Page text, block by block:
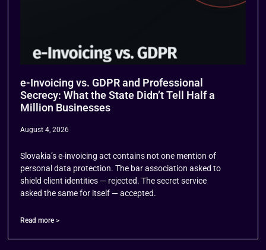
e-Invoicing vs. GDPR and Professional
Secrecy: What the State Didn’t Tell Half a
Million Businesses
August 4, 2026
Slovakia’s e-invoicing act contains not one mention of
personal data protection. The bar association asked to
shield client identities — rejected. The secret service
asked the same for itself — accepted.
Read more >